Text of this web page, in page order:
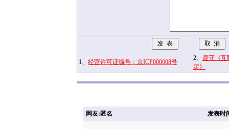
1、 经营许可证编号：京ICP000008号
2、 遵守《互
定》
网友:匿名 发表时